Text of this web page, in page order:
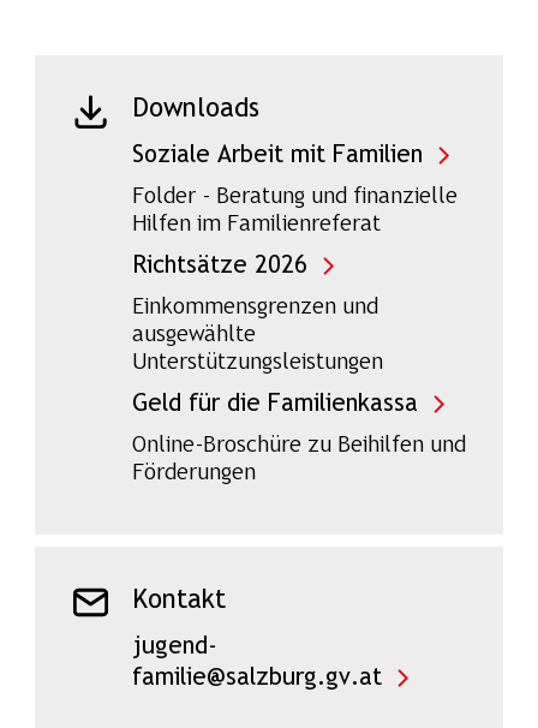
Downloads
Soziale Arbeit mit Familien
Folder - Beratung und finanzielle
Hilfen im Familienreferat
Richtsätze 2026
Einkommensgrenzen und
ausgewählte
Unterstützungsleistungen
Geld für die Familienkassa
Online-Broschüre zu Beihilfen und
Förderungen
Kontakt
jugend-
familie@salzburg.gv.at